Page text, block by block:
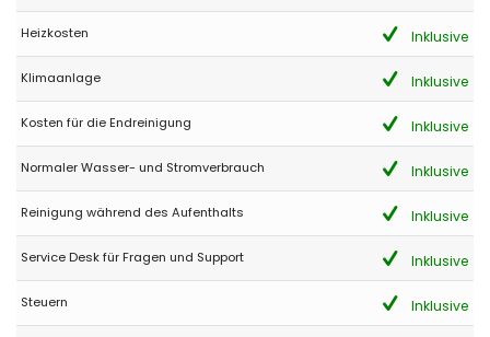
Heizkosten Inklusive
Klimaanlage Inklusive
Kosten für die Endreinigung Inklusive
Normaler Wasser- und Stromverbrauch Inklusive
Reinigung während des Aufenthalts Inklusive
Service Desk für Fragen und Support Inklusive
Steuern Inklusive